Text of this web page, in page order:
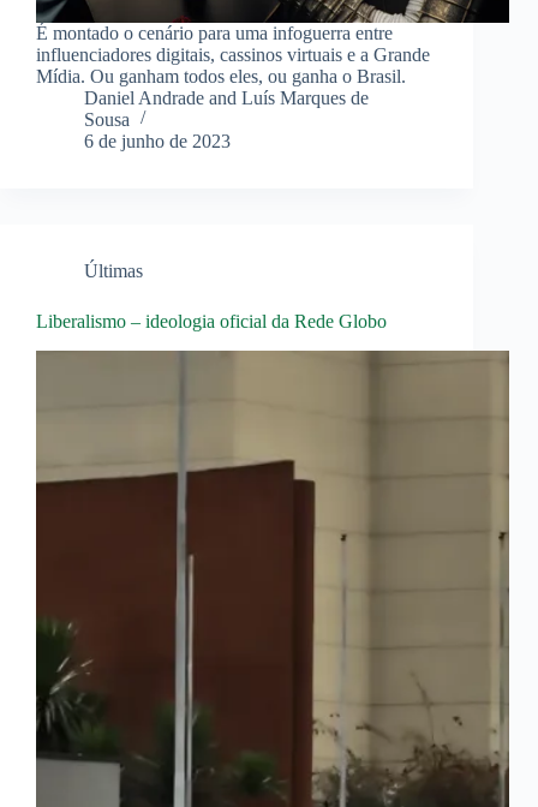
É montado o cenário para uma infoguerra entre
influenciadores digitais, cassinos virtuais e a Grande
Mídia. Ou ganham todos eles, ou ganha o Brasil.
Daniel Andrade and Luís Marques de
Sousa
6 de junho de 2023
Últimas
Liberalismo – ideologia oficial da Rede Globo